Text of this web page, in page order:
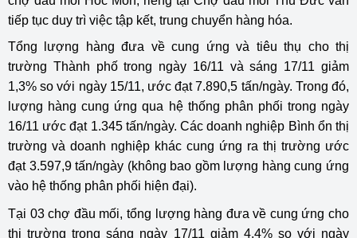
tiếp tục duy trì việc tập kết, trung chuyển hàng hóa.
Tổng lượng hàng đưa về cung ứng và tiêu thụ cho thị
trường Thành phố trong ngày 16/11 và sáng 17/11 giảm
1,3% so với ngày 15/11, ước đạt 7.890,5 tấn/ngày. Trong đó,
lượng hàng cung ứng qua hệ thống phân phối trong ngày
16/11 ước đạt 1.345 tấn/ngày. Các doanh nghiệp Bình ổn thị
trường và doanh nghiệp khác cung ứng ra thị trường ước
đạt 3.597,9 tấn/ngày (không bao gồm lượng hàng cung ứng
vào hệ thống phân phối hiện đại).
Tại 03 chợ đầu mối, tổng lượng hàng đưa về cung ứng cho
thị trường trong sáng ngày 17/11 giảm 4,4% so với ngày